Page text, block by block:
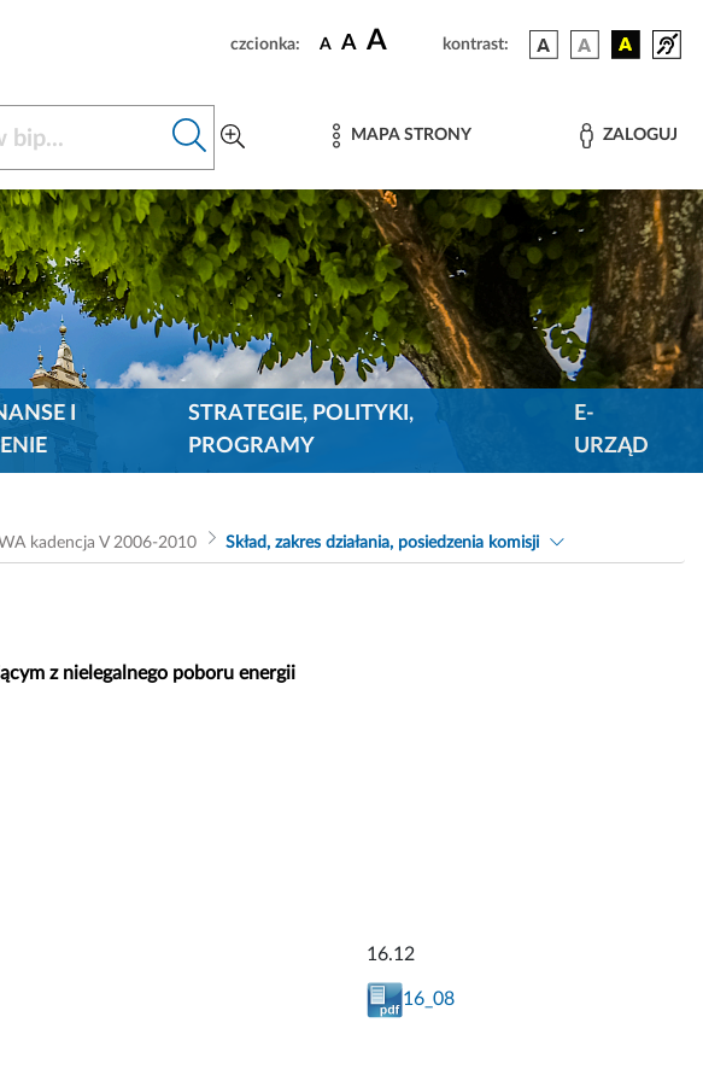
czcionka: A A A kontrast:
MAPA STRONY ZALOGUJ
I
STRATEGIE, POLITYKI,
PROGRAMY
E-
URZĄD
kadencja V 2006-2010 Skład, zakres działania, posiedzenia komisji
z nielegalnego poboru energii
16.12
16_08